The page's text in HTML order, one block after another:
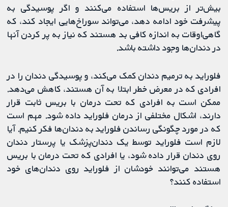
بیش‌تر از بریس‌ها استفاده می‌کنند و اگر پوسیدگی به
پیشرفت خود ادامه دهد، می‌تواند سوراخ‌هایی ایجاد کند، که
گاهی‌اوقات به اندازه کافی بد هستند که نیاز به پر کردن آنها
در دندان‌ها وجود داشته باشد.
فلوراید به ترمیم دندان کمک می‌کند، و پوسیدگی دندان را در
افرادی که در معرض خطر ابتلا به آن هستند، کاهش می‌دهد.
ممکن است به افرادی که تحت درمان با بریس ثابت قرار
دارند، اشکال مختلفی از درمان فلوراید داده شود. مهم است
که در مورد چگونگی رساندن فلوراید به دندان‌ها فکر کنیم. آیا
لازم است فلوراید توسط یک دندان‌پزشک یا پرستار دندان
روی دندان قرار داده شود، یا افرادی که تحت درمان با بریس
هستند می‌توانند خودشان از فلوراید روی دندان‌های خود
استفاده کنند؟